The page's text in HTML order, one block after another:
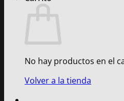
No hay productos en el
Volver a la tienda